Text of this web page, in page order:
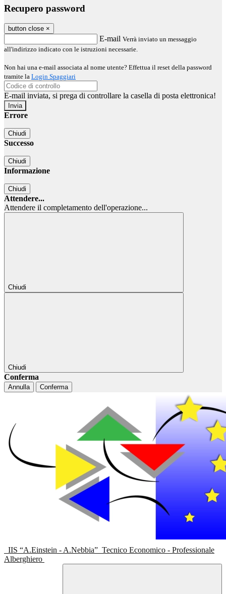
Recupero password
button close ×
E-mail Verrà inviato un messaggio
all'indirizzo indicato con le istruzioni necessarie.
Non hai una e-mail associata al nome utente? Effettua il reset della password
tramite la Login Spaggiari
E-mail inviata, si prega di controllare la casella di posta elettronica!
Errore
Chiudi
Successo
Chiudi
Informazione
Chiudi
Attendere...
Attendere il completamento dell'operazione...
Chiudi
Chiudi
Conferma
Annulla Conferma
IIS “A.Einstein - A.Nebbia” Tecnico Economico - Professionale
Alberghiero